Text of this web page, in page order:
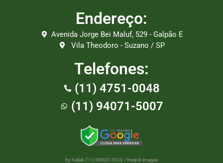
Endereço:
Avenida Jorge Bei Maluf, 529 - Galpão E
Vila Theodoro - Suzano / SP
Telefones:
(11) 4751-0048
(11) 94071-5007
by hallak (11) 99803 3929 /freepik images